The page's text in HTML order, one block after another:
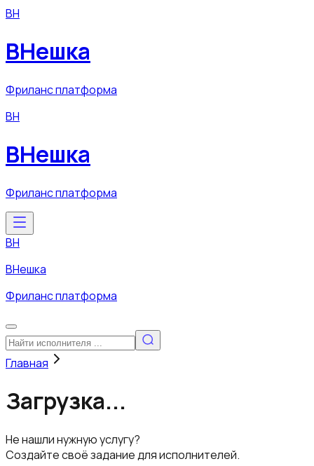
ВН
ВНешка
Фриланс платформа
ВН
ВНешка
Фриланс платформа
ВН
ВНешка
Фриланс платформа
Главная
Загрузка...
Не нашли нужную услугу?
Создайте своё задание для исполнителей.